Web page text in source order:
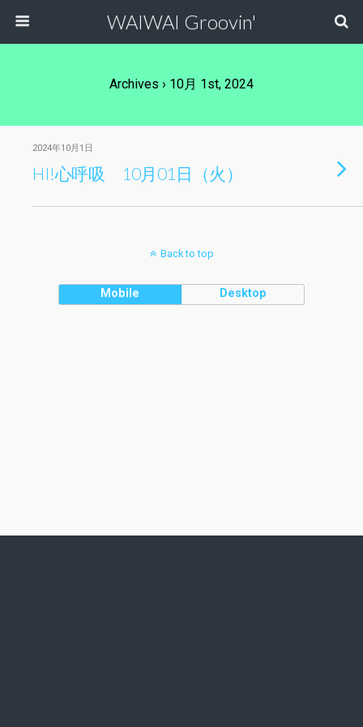
WAIWAI Groovin'
Archives › 10月 1st, 2024
2024年10月1日
HI!心呼吸 10月01日（火）
Back to top
Mobile Desktop